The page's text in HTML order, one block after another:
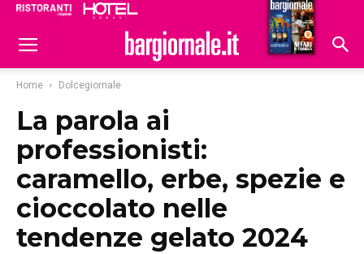
Hoteldomani
Home Dolcegiornale
La parola ai
professionisti:
caramello, erbe, spezie e
cioccolato nelle
tendenze gelato 2024